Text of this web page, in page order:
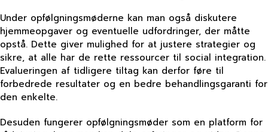
Under opfølgningsmøderne kan man også diskutere
hjemmeopgaver og eventuelle udfordringer, der måtte
opstå. Dette giver mulighed for at justere strategier og
sikre, at alle har de rette ressourcer til social integration.
Evalueringen af tidligere tiltag kan derfor føre til
forbedrede resultater og en bedre behandlingsgaranti for
den enkelte.
Desuden fungerer opfølgningsmøder som en platform for